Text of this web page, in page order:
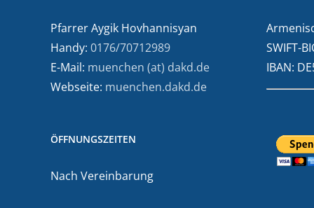
Pfarrer Aygik Hovhannisyan
Handy: 0176/70712989
E-Mail: muenchen (at) dakd.de
Webseite: muenchen.dakd.de
ÖFFNUNGSZEITEN
Nach Vereinbarung
SWIFT-
IBAN: